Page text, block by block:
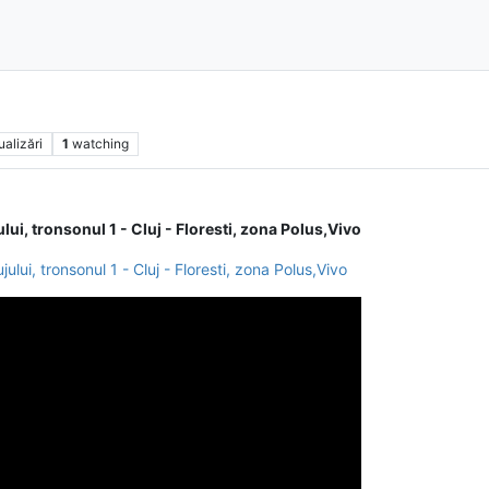
1 watching
tronsonul 1 - Cluj - Floresti, zona Polus,Vivo
tronsonul 1 - Cluj - Floresti, zona Polus,Vivo